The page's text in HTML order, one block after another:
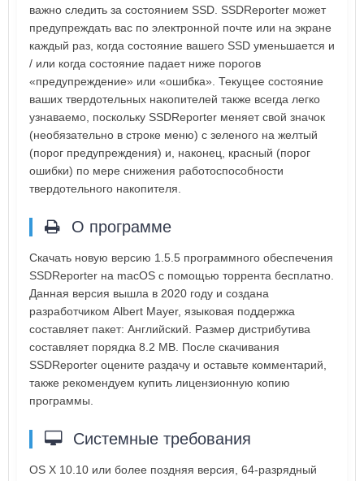
важно следить за состоянием SSD. SSDReporter может
предупреждать вас по электронной почте или на экране
каждый раз, когда состояние вашего SSD уменьшается и
/ или когда состояние падает ниже порогов
«предупреждение» или «ошибка». Текущее состояние
ваших твердотельных накопителей также всегда легко
узнаваемо, поскольку SSDReporter меняет свой значок
(необязательно в строке меню) с зеленого на желтый
(порог предупреждения) и, наконец, красный (порог
ошибки) по мере снижения работоспособности
твердотельного накопителя.
О программе
Скачать новую версию 1.5.5 программного обеспечения
SSDReporter на macOS с помощью торрента бесплатно.
Данная версия вышла в 2020 году и создана
разработчиком Albert Mayer, языковая поддержка
составляет пакет: Английский. Размер дистрибутива
составляет порядка 8.2 MB. После скачивания
SSDReporter оцените раздачу и оставьте комментарий,
также рекомендуем купить лицензионную копию
программы.
Системные требования
OS X 10.10 или более поздняя версия, 64-разрядный